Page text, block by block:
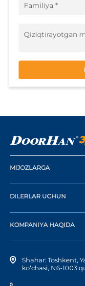
MIJOZLARGA
Buyurtma berish
DILERLAR UCHUN
Diler bo‘lish
Shaxsiy kabinetga kirish
KOMPANIYA HAQIDA
Kompaniya tarixi
Shahar: Toshkent,
ko‘chasi, N6-1003